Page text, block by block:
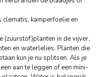
kamperfoelie en
(zuurstof)planten in de vijver,
en waterlelies. Planten die
kun je nu splitsen. Als je
aan te leggen of een mini-